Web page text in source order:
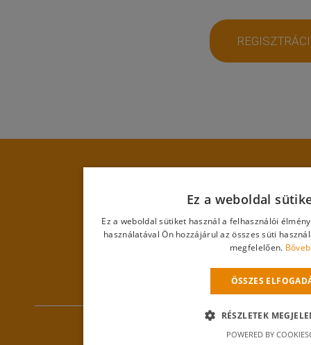
Ez a weboldal
Ez a weboldal sütiket használ a felhasználói
használatával Ön hozzájárul az összes süti
megfelelően.
ÖSSZES
RÉSZLETEK
POWERED BY